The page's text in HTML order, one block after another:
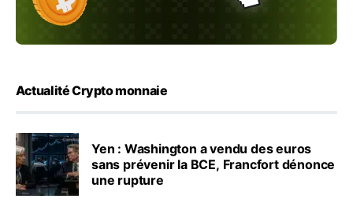
Actualité Crypto monnaie
Yen : Washington a vendu des euros
sans prévenir la BCE, Francfort dénonce
une rupture